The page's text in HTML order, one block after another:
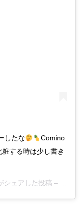
したな
Comino
する時は少し書き
シェアした投稿 – 2019